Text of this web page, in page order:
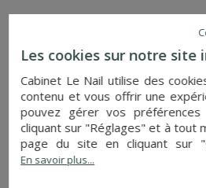
MANOIR
LAVAL
475 000 €
Réf. : 4540
Les cookies sur notre site
Cabinet Le Nail utilise des
contenu et vous offrir une
pouvez gérer vos
cliquant sur "Réglages" et à tout
page du site en cliquant sur
En savoir plus...